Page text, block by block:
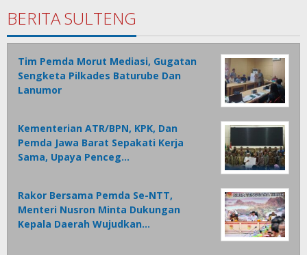
BERITA SULTENG
Tim Pemda Morut Mediasi, Gugatan
Sengketa Pilkades Baturube Dan
Lanumor
Kementerian ATR/BPN, KPK, Dan
Pemda Jawa Barat Sepakati Kerja
Sama, Upaya Penceg…
Rakor Bersama Pemda Se-NTT,
Menteri Nusron Minta Dukungan
Kepala Daerah Wujudkan…